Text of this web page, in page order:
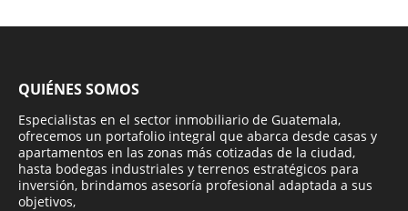
QUIÉNES SOMOS
Especialistas en el sector inmobiliario de Guatemala,
ofrecemos un portafolio integral que abarca desde casas y
apartamentos en las zonas más cotizadas de la ciudad,
hasta bodegas industriales y terrenos estratégicos para
inversión, brindamos asesoría profesional adaptada a sus
objetivos,